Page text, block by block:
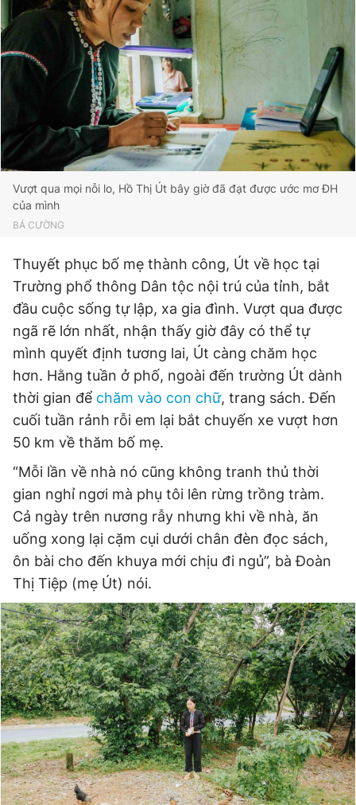
Vượt qua mọi nỗi lo, Hồ Thị Út bây giờ đã đạt được ước mơ ĐH
của mình
BÁ CƯỜNG
Thuyết phục bố mẹ thành công, Út về học tại
Trường phổ thông Dân tộc nội trú của tỉnh, bắt
đầu cuộc sống tự lập, xa gia đình. Vượt qua được
ngã rẽ lớn nhất, nhận thấy giờ đây có thể tự
mình quyết định tương lai, Út càng chăm học
hơn. Hằng tuần ở phố, ngoài đến trường Út dành
thời gian để chăm vào con chữ, trang sách. Đến
cuối tuần rảnh rỗi em lại bắt chuyến xe vượt hơn
50 km về thăm bố mẹ.
“Mỗi lần về nhà nó cũng không tranh thủ thời
gian nghỉ ngơi mà phụ tôi lên rừng trồng tràm.
Cả ngày trên nương rẫy nhưng khi về nhà, ăn
uống xong lại cặm cụi dưới chân đèn đọc sách,
ôn bài cho đến khuya mới chịu đi ngủ”, bà Đoàn
Thị Tiệp (mẹ Út) nói.